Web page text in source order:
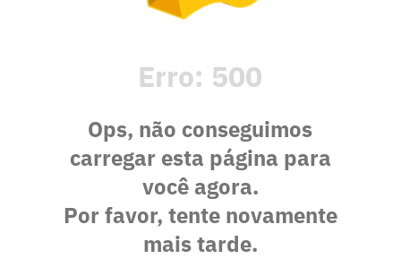
Erro: 500
Ops, não conseguimos
carregar esta página para
você agora.
Por favor, tente novamente
mais tarde.